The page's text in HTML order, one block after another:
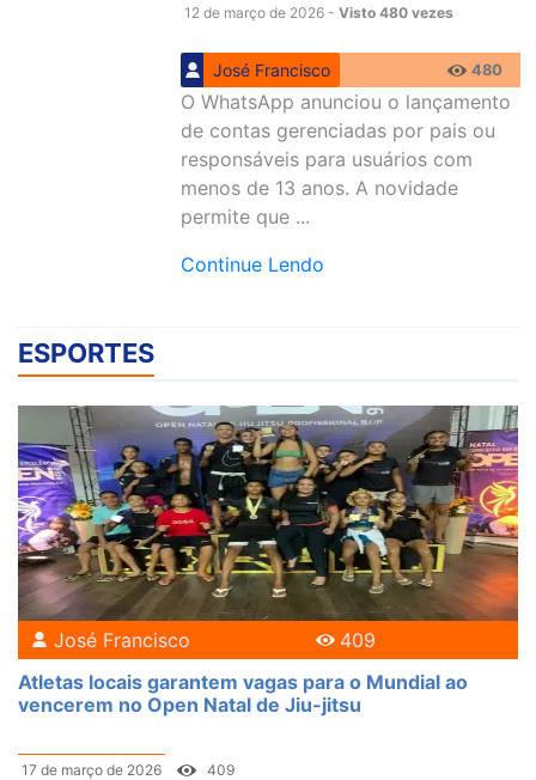
12 de março de 2026 -Visto 480 vezes
José Francisco 480
O WhatsApp anunciou o lançamento
de contas gerenciadas por pais ou
responsáveis para usuários com
menos de 13 anos. A novidade
permite que ...
Continue Lendo
ESPORTES
José Francisco
409
Atletas locais garantem vagas para o Mundial ao
vencerem no Open Natal de Jiu-jitsu
17 de março de 2026 409